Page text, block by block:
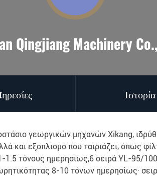
Qingjiang Machinery
Ιστορία
γεωργικών μηχανών Xikang,
και εξοπλισμό που ταιριάζει, όπως
1.5 τόνους ημερησίως,6 σειρά YL-95/
8-10 τόνων ημερησίως·